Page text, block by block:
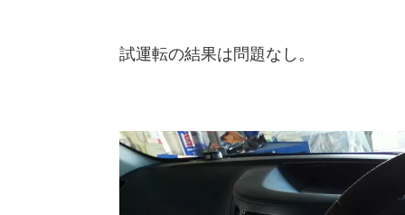
試運転の結果は問題なし。